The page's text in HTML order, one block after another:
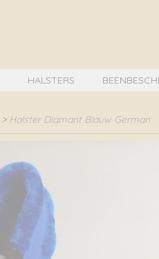
HALSTERS
> Halster Diamant Blauw German